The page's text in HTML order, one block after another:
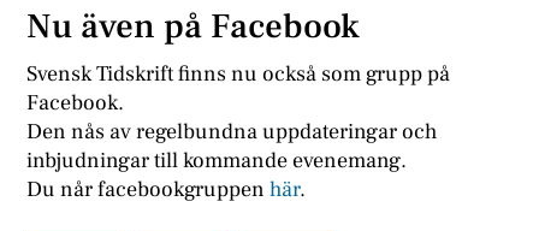
Nu även på Facebook
Svensk Tidskrift finns nu också som grupp på
Facebook.
Den nås av regelbundna uppdateringar och
inbjudningar till kommande evenemang.
Du når facebookgruppenhär.